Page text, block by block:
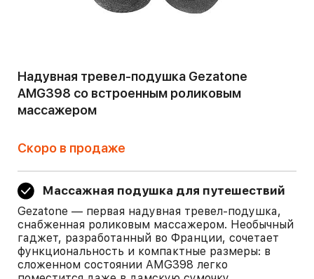
Надувная тревел-подушка Gezatone
AMG398 cо встроенным роликовым
массажером
Скоро в продаже
Массажная подушка для путешествий
Gezatone — первая надувная тревел-подушка,
снабженная роликовым массажером. Необычный
гаджет, разработанный во Франции, сочетает
функциональность и компактные размеры: в
сложенном состоянии AMG398 легко